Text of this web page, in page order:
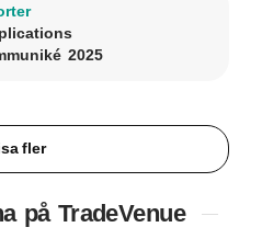
2025
fler
på TradeVenue